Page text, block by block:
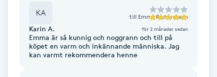
Cryoterapi
Damklippning
KA till Emma Richardsson
Karin A. för 2 månader sedan
Emma är så kunnig och noggrann och till på
köpet en varm och inkännande människa. Jag
kan varmt rekommendera henne